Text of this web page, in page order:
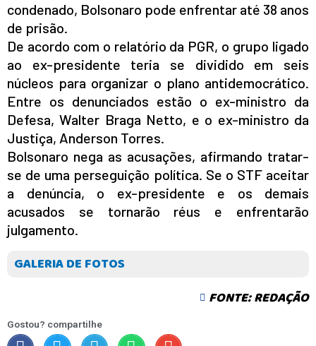
condenado, Bolsonaro pode enfrentar até 38 anos
de prisão.
De acordo com o relatório da PGR, o grupo ligado
ao ex-presidente teria se dividido em seis
núcleos para organizar o plano antidemocrático.
Entre os denunciados estão o ex-ministro da
Defesa, Walter Braga Netto, e o ex-ministro da
Justiça, Anderson Torres.
Bolsonaro nega as acusações, afirmando tratar-
se de uma perseguição política. Se o STF aceitar
a denúncia, o ex-presidente e os demais
acusados se tornarão réus e enfrentarão
julgamento.
GALERIA DE FOTOS
FONTE: REDAÇÃO
Gostou? compartilhe